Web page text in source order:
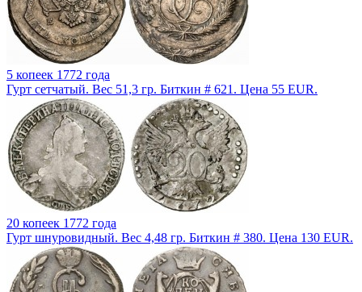
5 копеек 1772 года
Гурт сетчатый. Вес 51,3 гр. Биткин # 621. Цена 55 EUR.
20 копеек 1772 года
Гурт шнуровидный. Вес 4,48 гр. Биткин # 380. Цена 130 EUR.